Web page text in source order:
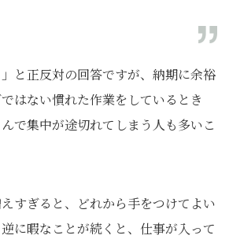
と正反対の回答ですが、納期に余裕
はない慣れた作業をしているとき
で集中が途切れてしまう人も多いこ
すぎると、どれから手をつけてよい
に暇なことが続くと、仕事が入って